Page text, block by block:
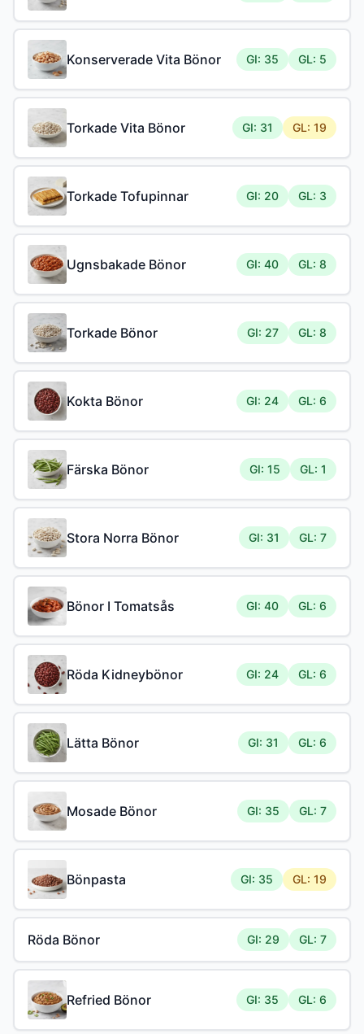
Konserverade Vita Bönor GI: 35 GL: 5
Torkade Vita Bönor GI: 31 GL: 19
Torkade Tofupinnar GI: 20 GL: 3
Ugnsbakade Bönor GI: 40 GL: 8
Torkade Bönor GI: 27 GL: 8
Kokta Bönor GI: 24 GL: 6
Färska Bönor GI: 15 GL: 1
Stora Norra Bönor GI: 31 GL: 7
Bönor I Tomatsås GI: 40 GL: 6
Röda Kidneybönor GI: 24 GL: 6
Lätta Bönor GI: 31 GL: 6
Mosade Bönor GI: 35 GL: 7
Bönpasta GI: 35 GL: 19
Röda Bönor GI: 29 GL: 7
Refried Bönor GI: 35 GL: 6